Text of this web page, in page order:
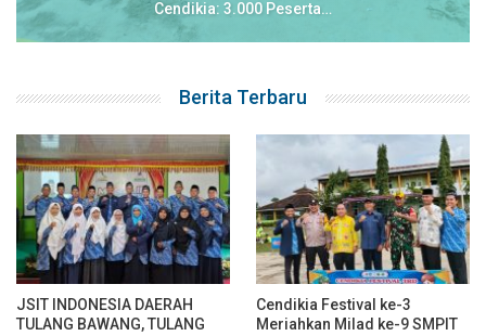
JSIT INDONESIA DAERAH
TULANG BAWANG, TULANG
BAWANG BARAT,…
Cendikia Festival ke-3
Meriahkan Milad ke-9 SMPIT
Cendikia:…